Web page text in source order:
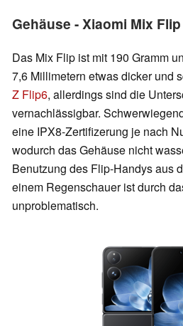
Gehäuse - Xiaomi Mix
Das Mix Flip ist mit 190 Gramm
7,6 Millimetern etwas dicker und
Z Flip6, allerdings sind die
vernachlässigbar.
eine IPX8-Zertifizerung je nach
wodurch das Gehäuse nicht
Benutzung des Flip-Handys aus
einem Regenschauer ist durch
unproblematisch.